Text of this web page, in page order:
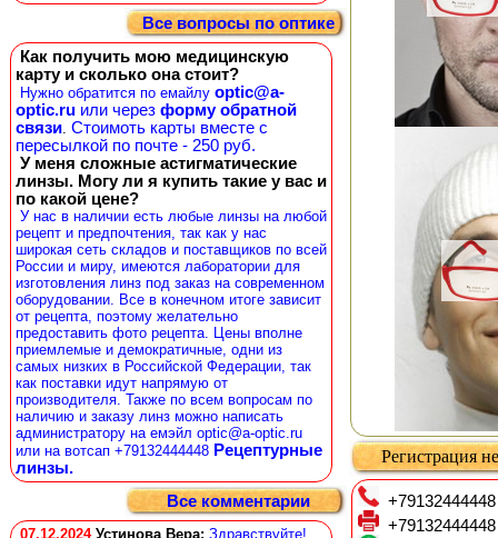
Все вопросы по оптике
Как получить мою медицинскую
карту и сколько она стоит?
Нужно обратится по емайлу optic@a-
optic.ru или через форму обратной
связи. Стоимоть карты вместе с
пересылкой по почте - 250 руб.
У меня сложные астигматические
линзы. Могу ли я купить такие у вас и
по какой цене?
У нас в наличии есть любые линзы на любой
рецепт и предпочтения, так как у нас
широкая сеть складов и поставщиков по всей
России и миру, имеются лаборатории для
изготовления линз под заказ на современном
оборудовании. Все в конечном итоге зависит
от рецепта, поэтому желательно
предоставить фото рецепта. Цены вполне
приемлемые и демократичные, одни из
самых низких в Российской Федерации, так
как поставки идут напрямую от
производителя. Также по всем вопросам по
наличию и заказу линз можно написать
администратору на емэйл optic@a-optic.ru
или на вотсап +79132444448 Рецептурные
линзы.
Все комментарии
07.12.2024 Устинова Вера: Здравствуйте!
Регистрация
+79132444448
+79132444448